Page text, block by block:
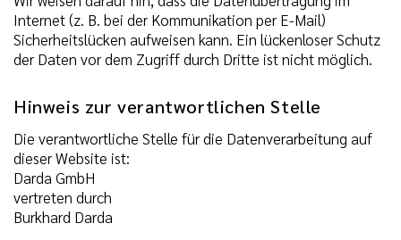
Internet (z. B. bei der Kommunikation per E-Mail)
Sicherheitslücken aufweisen kann. Ein lückenloser Schutz
der Daten vor dem Zugriff durch Dritte ist nicht möglich.
Hinweis zur verantwortlichen Stelle
Die verantwortliche Stelle für die Datenverarbeitung auf
dieser Website ist:
Darda GmbH
vertreten durch
Burkhard Darda